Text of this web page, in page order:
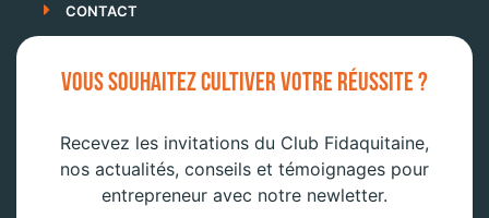
CONTACT
VOUS SOUHAITEZ CULTIVER VOTRE RÉUSSITE ?
Recevez les invitations du Club Fidaquitaine,
nos actualités, conseils et témoignages pour
entrepreneur avec notre newletter.